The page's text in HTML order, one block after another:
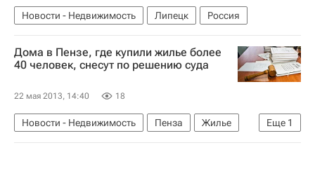
Новости - Недвижимость Липецк Россия
Дома в Пензе, где купили жилье более
40 человек, снесут по решению суда
22 мая 2013, 14:40 18
Еще 1
Новости - Недвижимость Пенза
Жилье
Россия